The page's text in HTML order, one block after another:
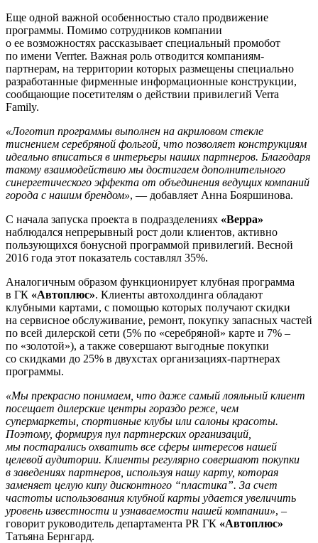
Еще одной важной особенностью стало продвижение
программы. Помимо сотрудников компании
о ее возможностях рассказывает специальный промобот
по имени Verrter. Важная роль отводится компаниям-
партнерам, на территории которых размещены специально
разработанные фирменные информационные конструкции,
сообщающие посетителям о действии привилегий Verra
Family.
«Логотип программы выполнен на акриловом стекле
тиснением серебряной фольгой, что позволяет конструкциям
идеально вписаться в интерьеры наших партнеров. Благодаря
такому взаимодействию мы достигаем дополнительного
синергетического эффекта от объединения ведущих компаний
города с нашим брендом», — добавляет Анна Бояршинова.
С начала запуска проекта в подразделениях «Верра»
наблюдался непрерывный рост доли клиентов, активно
пользующихся бонусной программой привилегий. Весной
2016 года этот показатель составлял 35%.
Аналогичным образом функционирует клубная программа
в ГК «Автоплюс». Клиенты автохолдинга обладают
клубными картами, с помощью которых получают скидки
на сервисное обслуживание, ремонт, покупку запасных частей
по всей дилерской сети (5% по «серебряной» карте и 7% –
по «золотой»), а также совершают выгодные покупки
со скидками до 25% в двухстах организациях-партнерах
программы.
«Мы прекрасно понимаем, что даже самый лояльный клиент
посещает дилерские центры гораздо реже, чем
супермаркеты, спортивные клубы или салоны красоты.
Поэтому, формируя пул партнерских организаций,
мы постарались охватить все сферы интересов нашей
целевой аудитории. Клиенты регулярно совершают покупки
в заведениях партнеров, используя нашу карту, которая
заменяет целую кипу дисконтного “пластика”. За счет
частоты использования клубной карты удается увеличить
уровень известности и узнаваемости нашей компании», –
говорит руководитель департамента PR ГК «Автоплюс»
Татьяна Бернгард.